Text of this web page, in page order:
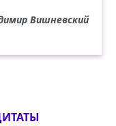
Вишневский